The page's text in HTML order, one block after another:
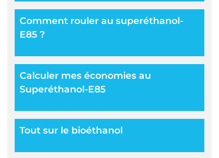
Comment rouler au superéthanol-
E85 ?
Calculer mes économies au
Superéthanol-E85
Tout sur le bioéthanol